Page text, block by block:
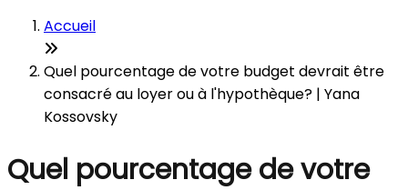
Accueil
Quel pourcentage de votre budget devrait être
consacré au loyer ou à l'hypothèque? | Yana
Kossovsky
Quel pourcentage de votre